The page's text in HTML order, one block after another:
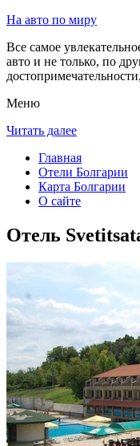
На авто по миру
Все самое
авто и не только, по
Меню
Читать далее
Главная
Отели Болгарии
Карта Болгарии
О сайте
Отель